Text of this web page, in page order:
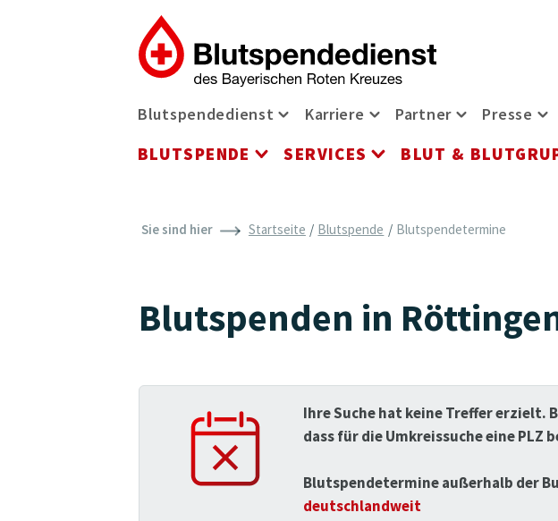
Zum Inhalt der Seite springen
Navigationsmenü
Blutspendedienst
Karriere
Partner
Presse
BLUTSPENDE
SERVICES
BLUT &
Sie sind hier Startseite Blutspende Blutspendetermine
Blutspenden in
Ihre Suche hat keine Treffer erzielt.
dass für die Umkreissuche eine PLZ
Blutspendetermine außerhalb der
deutschlandweit